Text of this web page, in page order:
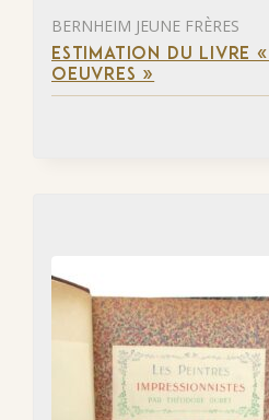
BERNHEIM JEUNE FRÈRES
ESTIMATION DU LIVRE
OEUVRES »